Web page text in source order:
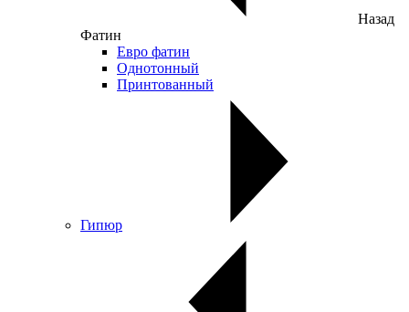
Назад
Фатин
Евро фатин
Однотонный
Принтованный
Гипюр